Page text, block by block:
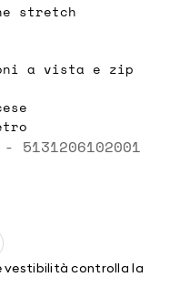
stretch
a vista e zip
5131206102001
vestibilità controlla la